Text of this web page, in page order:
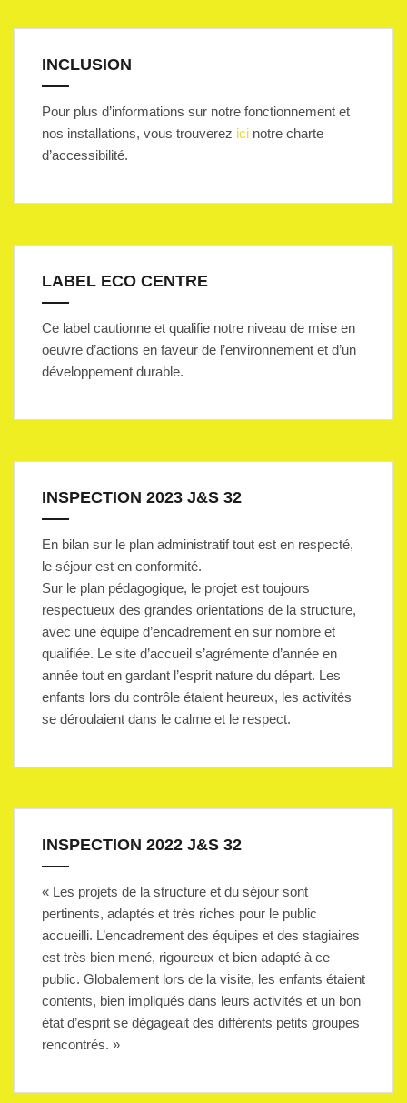
INCLUSION
Pour plus d’informations sur notre fonctionnement et
nos installations, vous trouverez ici notre charte
d’accessibilité.
LABEL ECO CENTRE
Ce label cautionne et qualifie notre niveau de mise en
oeuvre d’actions en faveur de l’environnement et d’un
développement durable.
INSPECTION 2023 J&S 32
En bilan sur le plan administratif tout est en respecté,
le séjour est en conformité.
Sur le plan pédagogique, le projet est toujours
respectueux des grandes orientations de la structure,
avec une équipe d’encadrement en sur nombre et
qualifiée. Le site d’accueil s’agrémente d’année en
année tout en gardant l’esprit nature du départ. Les
enfants lors du contrôle étaient heureux, les activités
se déroulaient dans le calme et le respect.
INSPECTION 2022 J&S 32
« Les projets de la structure et du séjour sont
pertinents, adaptés et très riches pour le public
accueilli. L’encadrement des équipes et des stagiaires
est très bien mené, rigoureux et bien adapté à ce
public. Globalement lors de la visite, les enfants étaient
contents, bien impliqués dans leurs activités et un bon
état d’esprit se dégageait des différents petits groupes
rencontrés. »